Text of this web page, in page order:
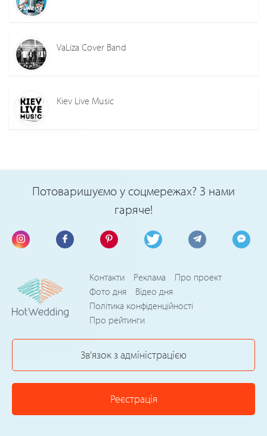
VaLiza Cover Band
Kiev Live Music
Потоваришуємо у соцмережах? З нами
гаряче!
Контакти Реклама
Про проект
Фото дня
Відео дня
Політика конфіденційності
Про рейтинги
Зв'язок з адміністрацією
Реєстрація